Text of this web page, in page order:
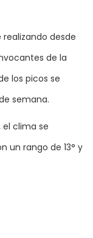
desde
de la
los picos se
semana.
el clima se
un rango de 13° y